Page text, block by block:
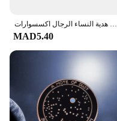
الكون النجوم السماء التلبيب دبابيس كوكب ستار الكرتون رواد الفضاء دبابيس شارات الفضاء المحيط مجوهرات هدية النساء الرجال اكسسوارات
MAD5.40